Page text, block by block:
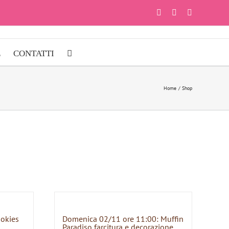
FacebookInstagram
CONTATTI
Home Shop
Domenica 02/11 ore 11:00: Muffin
Paradiso farcitura e decorazione